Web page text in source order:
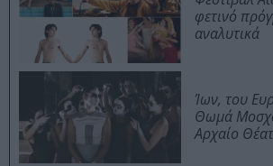
φετινό
αναλυτικά
Ίων, του
Θωμά
Αρχαίο